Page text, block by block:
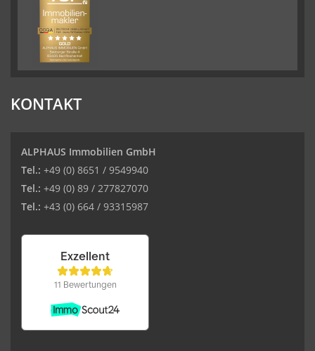
KONTAKT
ALPHAUS Immobilien GmbH
Tel.: +49 (0) 8651 / 9549940
Tel.: +49 (0) 89 / 277827070
Tel.: +43 (0) 664 / 93315987